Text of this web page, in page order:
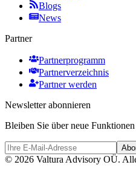
Blogs
News
Partner
Partnerprogramm
Partnerverzeichnis
Partner werden
Newsletter abonnieren
Bleiben Sie über neue
© 2026 Valtura Advisory OÜ.